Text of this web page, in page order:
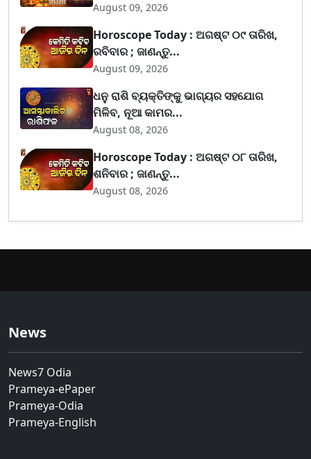
August 09, 2026
Horoscope Today : ଅଗଷ୍ଟ ୦୯ ତାରିଖ,
ରବିବାର ; ଜାଣନ୍ତୁ...
August 09, 2026
ଧନୁ ରାଶି ବ୍ୟକ୍ତିଙ୍କୁ ଭାଗ୍ୟର ସହଯୋଗ
ମିଳିବ, ନୂଆ କାମର...
August 08, 2026
Horoscope Today : ଅଗଷ୍ଟ ୦୮ ତାରିଖ,
ଶନିବାର ; ଜାଣନ୍ତୁ...
August 08, 2026
News
News7 Odia
Prameya-ePaper
Prameya-Odia
Prameya-English